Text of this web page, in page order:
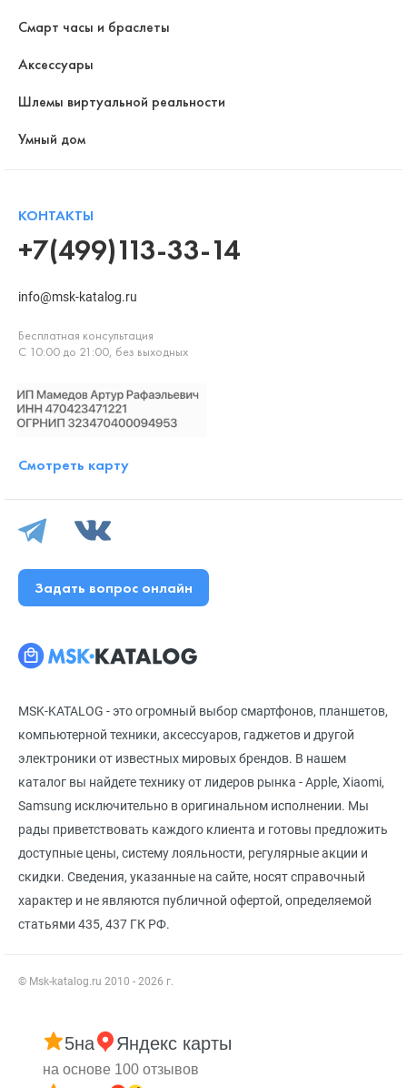
MSK-KATALOG - это огромный выбор смартфонов, планшетов,
компьютерной техники, аксессуаров, гаджетов и другой
электроники от известных мировых брендов. В нашем
каталог вы найдете технику от лидеров рынка - Apple, Xiaomi,
Samsung исключительно в оригинальном исполнении. Мы
рады приветствовать каждого клиента и готовы предложить
доступные цены, систему лояльности, регулярные акции и
скидки. Сведения, указанные на сайте, носят справочный
характер и не являются публичной офертой, определяемой
статьями 435, 437 ГК РФ.
© Msk-katalog.ru 2010 - 2026 г.
Смарт часы и браслеты
Аксессуары
Шлемы виртуальной реальности
Умный дом
КОНТАКТЫ
+7(499)113-33-14
info@msk-katalog.ru
Бесплатная консультация
С 10:00 до 21:00, без выходных
Смотреть карту
Задать вопрос онлайн
5на Яндекс карты
на основе 100 отзывов